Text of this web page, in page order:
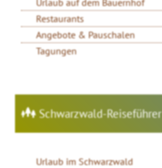
Restaurants
Angebote & Pauschalen
Tagungen
Schwarzwald-Reiseführer
Urlaub im Schwarzwald